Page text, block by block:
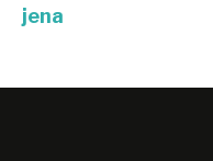
jena